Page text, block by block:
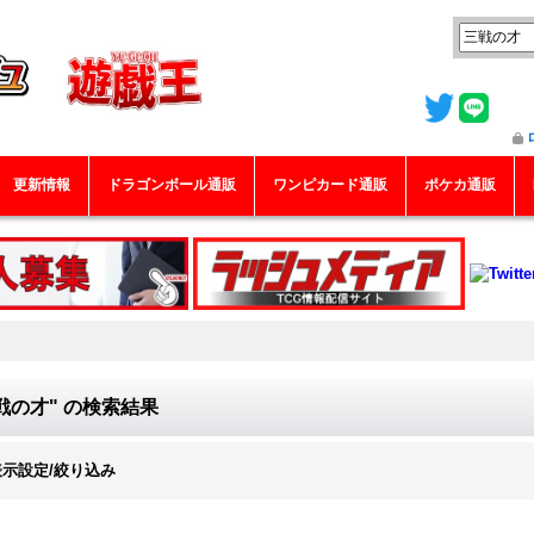
更新情報 ドラゴンボール通販 ワンピカード通販 ポケカ通販
の才" の検索結果
設定/絞り込み